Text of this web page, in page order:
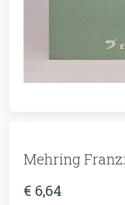
Mehring Franz:
€ 6,64